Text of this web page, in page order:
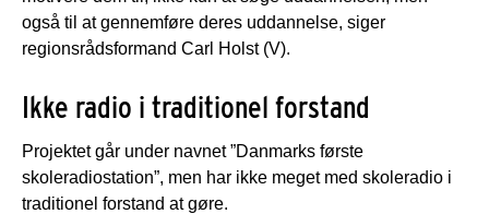
også til at gennemføre deres uddannelse, siger
regionsrådsformand Carl Holst (V).
Ikke radio i traditionel forstand
Projektet går under navnet ”Danmarks første
skoleradiostation”, men har ikke meget med skoleradio i
traditionel forstand at gøre.